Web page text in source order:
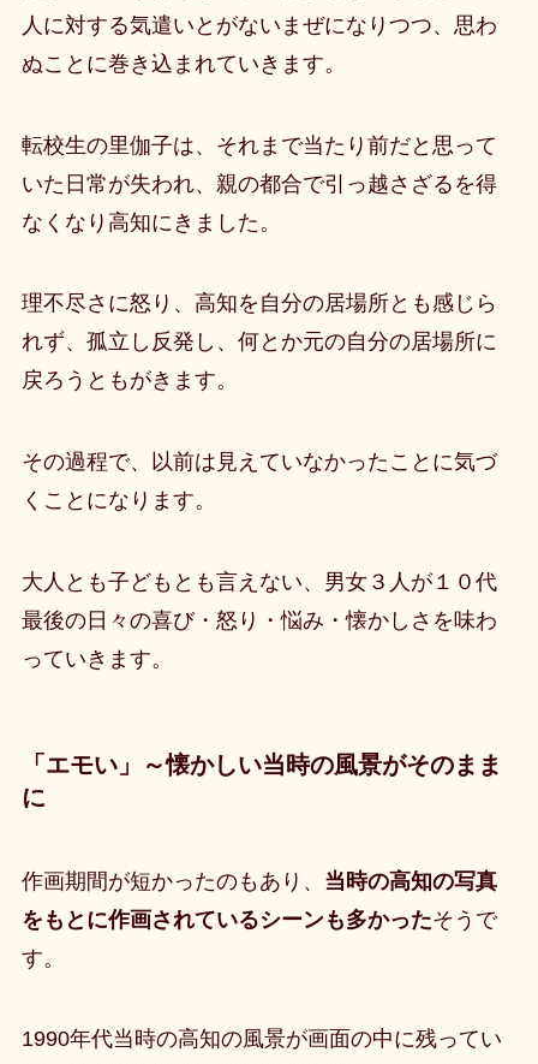
人に対する気遣いとがないまぜになりつつ、思わ
ぬことに巻き込まれていきます。
転校生の里伽子は、それまで当たり前だと思って
いた日常が失われ、親の都合で引っ越さざるを得
なくなり高知にきました。
理不尽さに怒り、高知を自分の居場所とも感じら
れず、孤立し反発し、何とか元の自分の居場所に
戻ろうともがきます。
その過程で、以前は見えていなかったことに気づ
くことになります。
大人とも子どもとも言えない、男女３人が１０代
最後の日々の喜び・怒り・悩み・懐かしさを味わ
っていきます。
「エモい」～懐かしい当時の風景がそのまま
に
作画期間が短かったのもあり、 当時の高知の写真
をもとに作画されているシーンも多かったそうで
す。
1990年代当時の高知の風景が画面の中に残ってい